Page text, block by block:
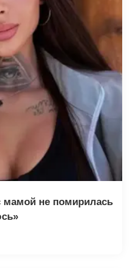
мамой не помирилась